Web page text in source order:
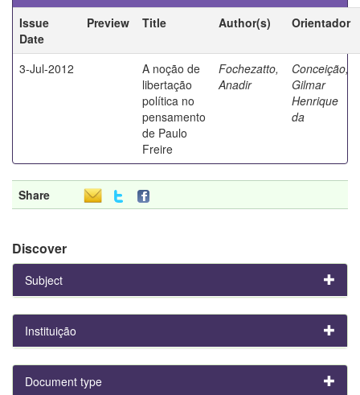
Issue
Date
Preview Title Author(s) Orientador
3-Jul-2012
A noção de
libertação
política no
pensamento
de Paulo
Freire
Fochezatto,
Anadir
Conceição,
Gilmar
Henrique
da
Share
Discover
Subject
Instituição
Document type